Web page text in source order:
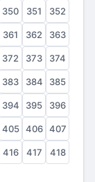
350 351 352
361 362 363
372 373 374
383 384 385
394 395 396
405 406 407
416 417 418